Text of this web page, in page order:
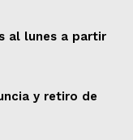
al lunes a partir
y retiro de